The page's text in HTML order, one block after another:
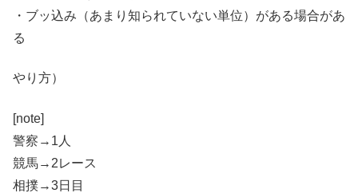
・ブッ込み（あまり知られていない単位）がある場合があ
る
やり方）
[note]
警察→1人
競馬→2レース
相撲→3日目